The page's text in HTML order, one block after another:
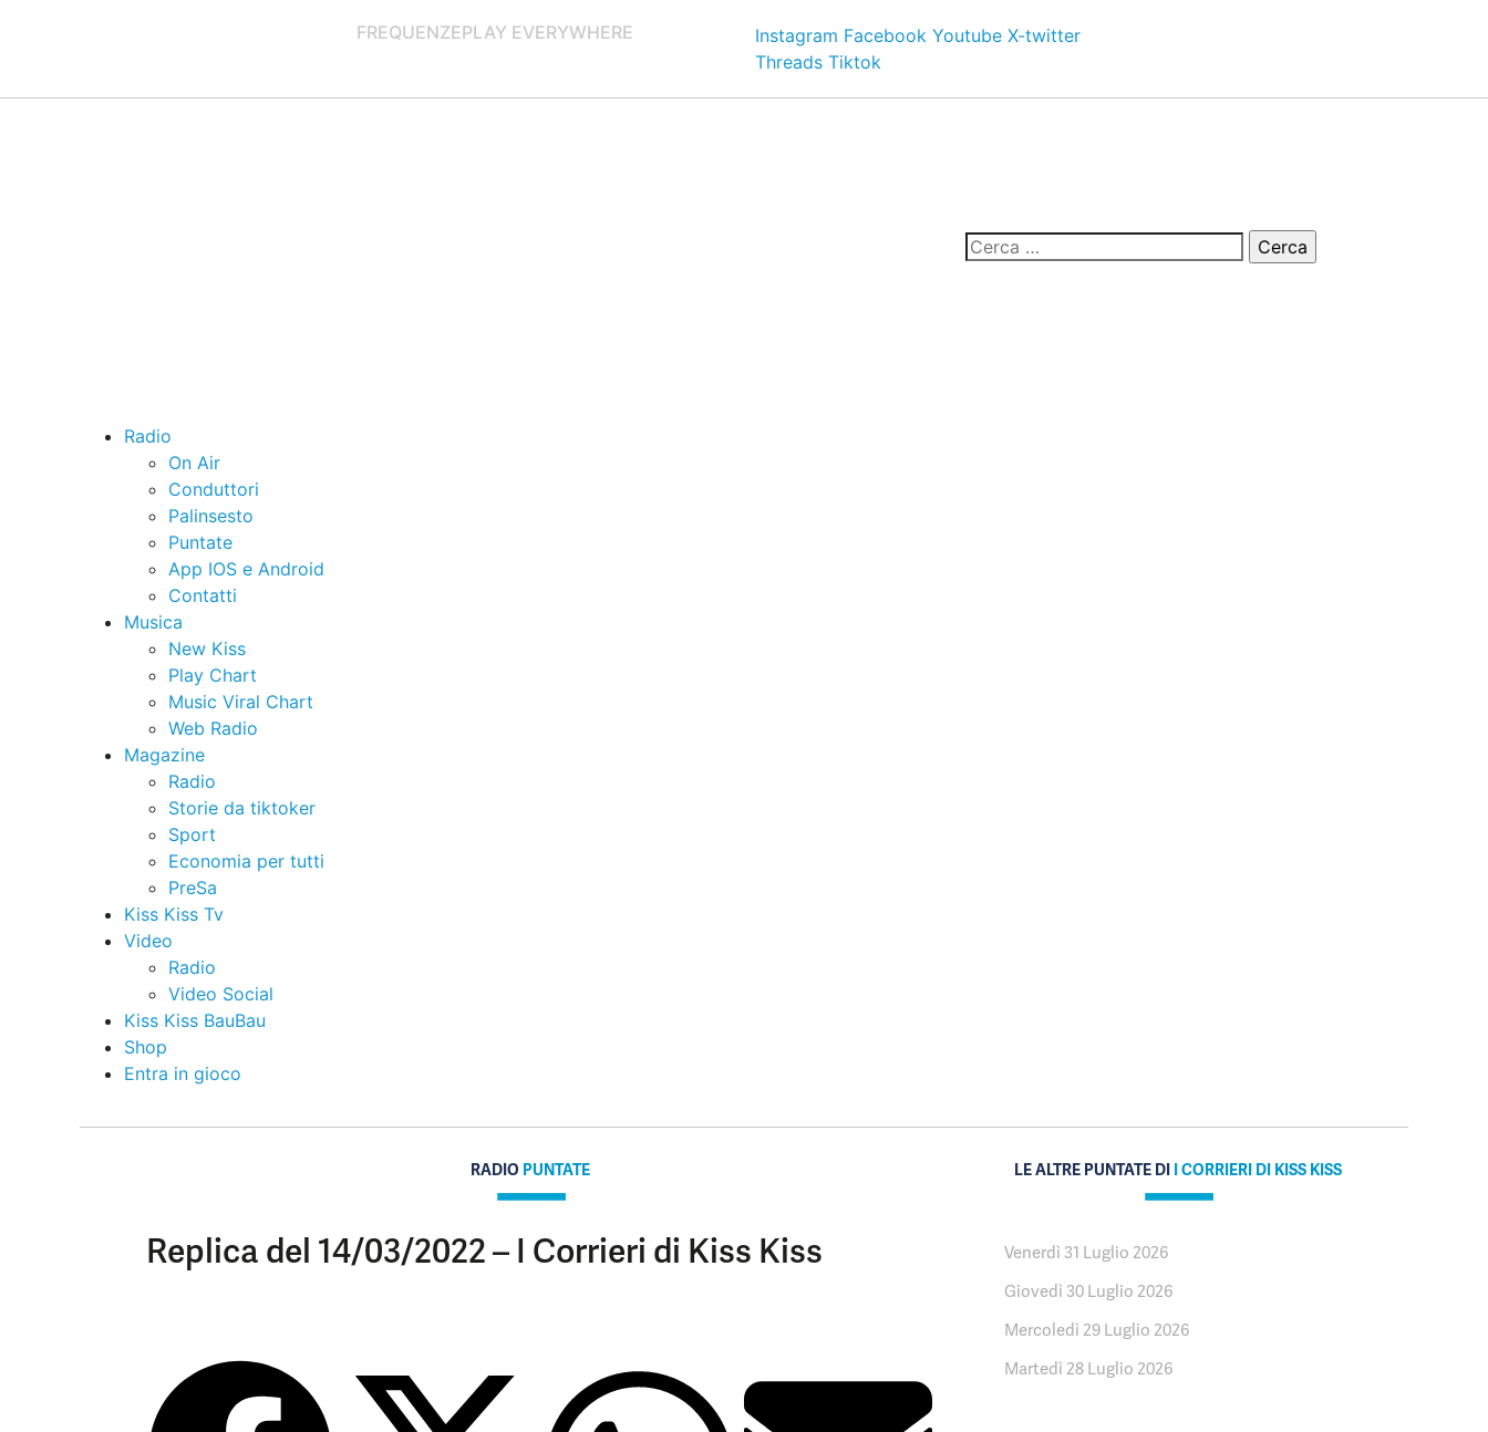
FREQUENZEPLAY EVERYWHERE Instagram Facebook Youtube X-twitter
Threads Tiktok
Radio
On Air
Conduttori
Palinsesto
Puntate
App IOS e Android
Contatti
Musica
New Kiss
Play Chart
Music Viral Chart
Web Radio
Magazine
Radio
Storie da tiktoker
Sport
Economia per tutti
PreSa
Kiss Kiss Tv
Video
Radio
Video Social
Kiss Kiss BauBau
Shop
Entra in gioco
RADIO PUNTATE
Replica del 14/03/2022 – I Corrieri di Kiss Kiss
LE ALTRE PUNTATE DI I CORRIERI DI KISS KISS
Venerdì 31 Luglio 2026
Giovedì 30 Luglio 2026
Mercoledì 29 Luglio 2026
Martedì 28 Luglio 2026